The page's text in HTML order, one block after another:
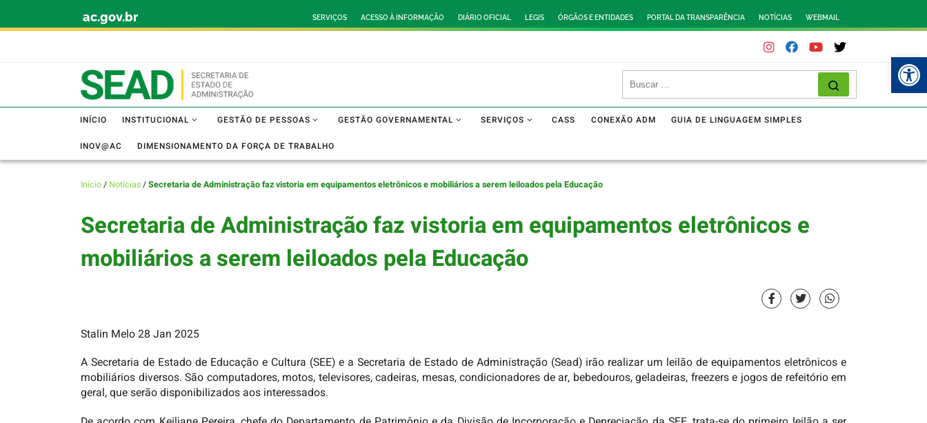
ac.gov.br SERVIÇOS ACESSO À INFORMAÇÃO DIÁRIO OFICIAL LEGIS ÓRGÃOS E ENTIDADES PORTAL DA TRANSPARÊNCIA NOTÍCIAS WEBMAIL
INÍCIO INSTITUCIONAL GESTÃO DE PESSOAS GESTÃO GOVERNAMENTAL SERVIÇOS CASS CONEXÃO ADM GUIA DE LINGUAGEM SIMPLES
INOV@AC DIMENSIONAMENTO DA FORÇA DE TRABALHO
Início/ Notícias/Secretaria de Administração faz vistoria em equipamentos eletrônicos e mobiliários a serem leiloados pela Educação
Secretaria de Administração faz vistoria em equipamentos eletrônicos e
mobiliários a serem leiloados pela Educação
Stalin Melo 28 Jan 2025
A Secretaria de Estado de Educação e Cultura (SEE) e a Secretaria de Estado de Administração (Sead) irão realizar um leilão de equipamentos eletrônicos e
mobiliários diversos. São computadores, motos, televisores, cadeiras, mesas, condicionadores de ar, bebedouros, geladeiras, freezers e jogos de refeitório em
geral, que serão disponibilizados aos interessados.